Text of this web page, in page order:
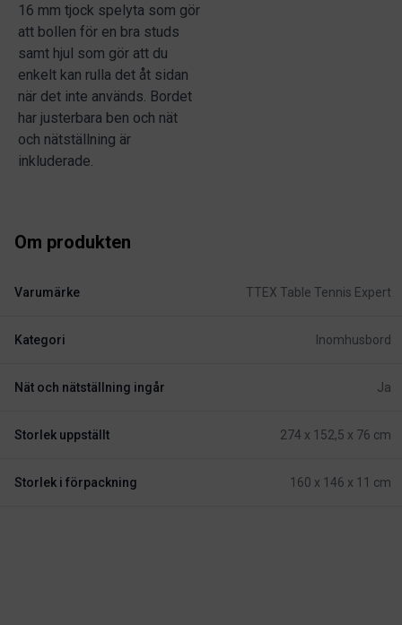
16 mm tjock spelyta som gör
att bollen för en bra studs
samt hjul som gör att du
enkelt kan rulla det åt sidan
när det inte används. Bordet
har justerbara ben och nät
och nätställning är
inkluderade.
Om produkten
Varumärke TTEX Table Tennis Expert
Kategori Inomhusbord
Nät och nätställning ingår Ja
Storlek uppställt 274 x 152,5 x 76 cm
Storlek i förpackning 160 x 146 x 11 cm